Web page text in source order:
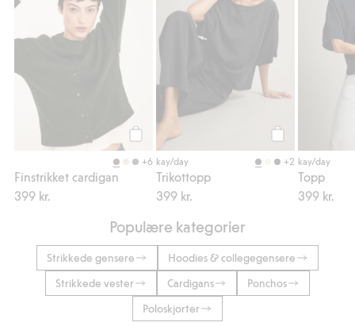
Legg til
+6
Finstrikket cardigan
399 kr.
Legg til
kay/day +2
Trikottopp
399 kr.
kay/day
Topp
399 kr.
Populære kategorier
Strikkede gensere
Hoodies & collegegensere
Strikkede vester
Cardigans
Ponchos
Poloskjorter